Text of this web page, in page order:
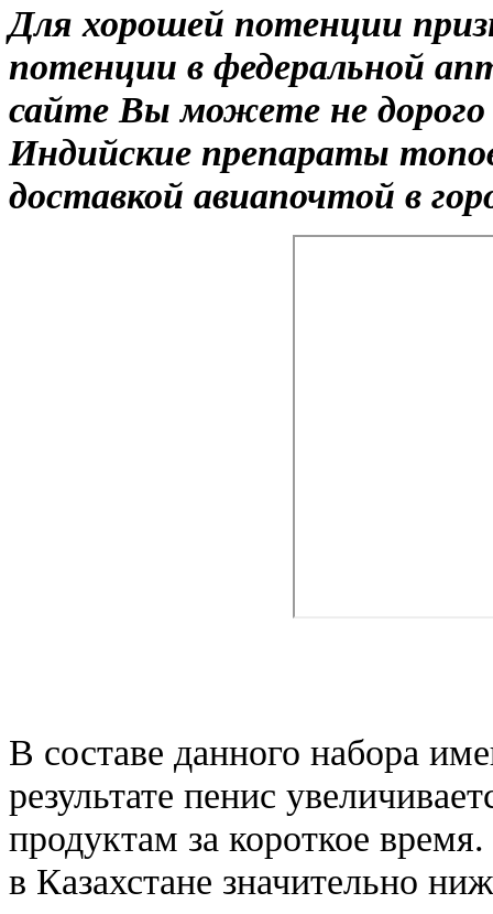
Для хорошей потенции
потенции в федеральной
сайте Вы можете не
Индийские препараты
доставкой авиапочтой в
В составе данного набора
результате пенис
продуктам за короткое
в Казахстане значительно